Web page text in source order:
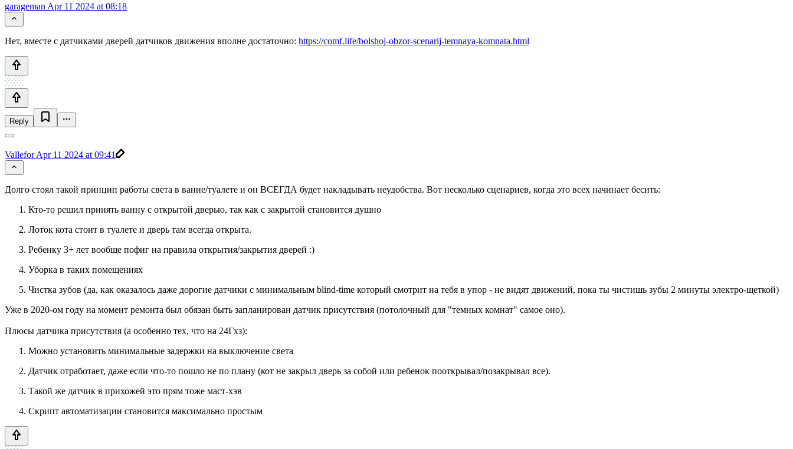
garageman Apr 11 2024 at 08:18
Нет, вместе с датчиками дверей датчиков движения вполне достаточно: https://comf.life/bolshoj-obzor-scenarij-temnaya-komnata.html
Reply
ValleforApr 11 2024 at 09:41
Долго стоял такой принцип работы света в ванне/туалете и он ВСЕГДА будет накладывать неудобства. Вот несколько сценариев, когда это всех начинает бесить:
Кто-то решил принять ванну с открытой дверью, так как с закрытой становится душно
Лоток кота стоит в туалете и дверь там всегда открыта.
Ребенку 3+ лет вообще пофиг на правила открытия/закрытия дверей :)
Уборка в таких помещениях
Чистка зубов (да, как оказалось даже дорогие датчики с минимальным blind-time который смотрит на тебя в упор - не видят движений, пока ты чистишь зубы 2 минуты электро-щеткой)
Уже в 2020-ом году на момент ремонта был обязан быть запланирован датчик присутствия (потолочный для "темных комнат" самое оно).
Плюсы датчика присутствия (а особенно тех, что на 24Гхз):
Можно установить минимальные задержки на выключение света
Датчик отработает, даже если что-то пошло не по плану (кот не закрыл дверь за собой или ребенок пооткрывал/позакрывал все).
Такой же датчик в прихожей это прям тоже маст-хэв
Скрипт автоматизации становится максимально простым